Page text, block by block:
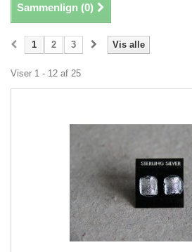
Sammenlign (0)
Vis alle
1 2 3
Viser 1 - 12 af 25